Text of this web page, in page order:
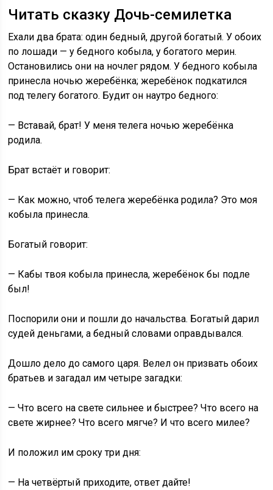
Читать сказку Дочь-семилетка
Ехали два брата: один бедный, другой богатый. У обоих
по лошади — у бедного кобыла, у богатого мерин.
Остановились они на ночлег рядом. У бедного кобыла
принесла ночью жеребёнка; жеребёнок подкатился
под телегу богатого. Будит он наутро бедного:
— Вставай, брат! У меня телега ночью жеребёнка
родила.
Брат встаёт и говорит:
— Как можно, чтоб телега жеребёнка родила? Это моя
кобыла принесла.
Богатый говорит:
— Кабы твоя кобыла принесла, жеребёнок бы подле
был!
Поспорили они и пошли до начальства. Богатый дарил
судей деньгами, а бедный словами оправдывался.
Дошло дело до самого царя. Велел он призвать обоих
братьев и загадал им четыре загадки:
— Что всего на свете сильнее и быстрее? Что всего на
свете жирнее? Что всего мягче? И что всего милее?
И положил им сроку три дня:
— На четвёртый приходите, ответ дайте!